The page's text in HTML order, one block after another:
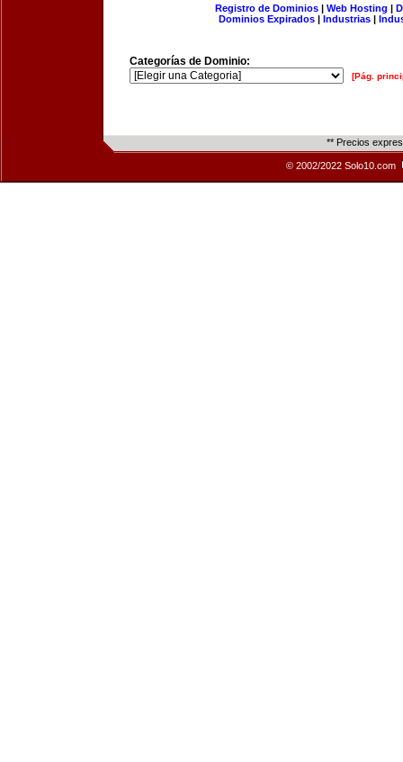
Registro de Dominios| Web Hosting |
Dominios Expirados | Industrias |
Categorías de Dominio:
[Pág.
** Precios
© 2002/2022 Solo10.com